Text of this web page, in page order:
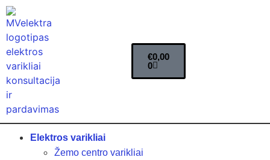
€0,00
0
Elektros varikliai
Žemo centro varikliai